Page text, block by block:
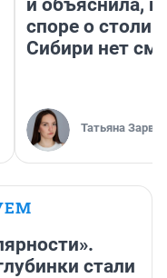
споре о
Сибири нет
Татьяна Зарва
стали